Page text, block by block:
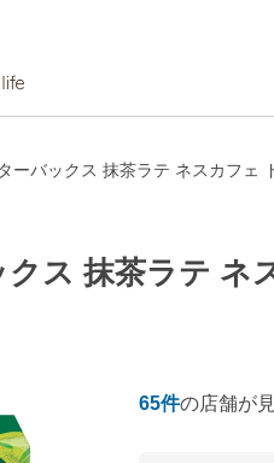
ーバックス 抹茶ラテ ネスカフェ
ス 抹茶ラテ ネ
65件の店舗が